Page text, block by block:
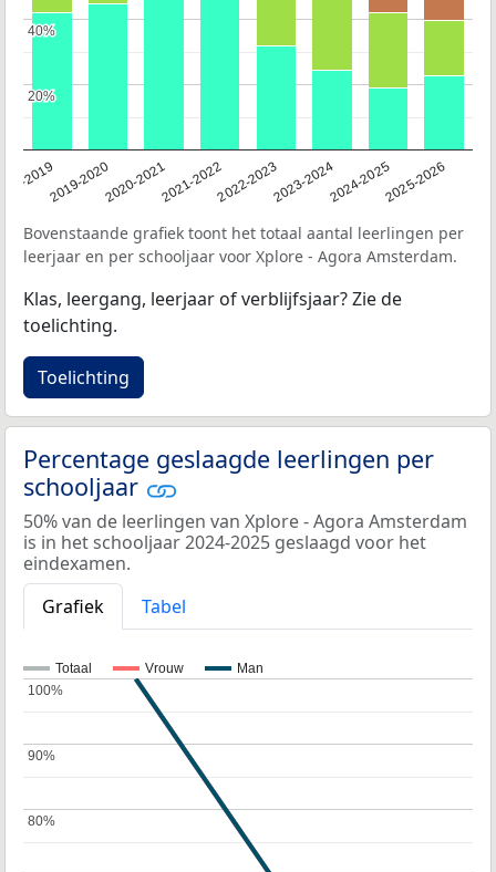
20192019-20202020-20212021-20222022-20232023-20242024-20252025-2026
20%
20%
40%
40%
Bovenstaande grafiek toont het totaal aantal leerlingen per
leerjaar en per schooljaar voor Xplore - Agora Amsterdam.
Klas, leergang, leerjaar of verblijfsjaar? Zie de
toelichting.
Toelichting
Percentage geslaagde leerlingen per
schooljaar
50% van de leerlingen van Xplore - Agora Amsterdam
is in het schooljaar 2024-2025 geslaagd voor het
eindexamen.
Grafiek
Tabel
Totaal Vrouw Man
80%
80%
90%
90%
100%
100%